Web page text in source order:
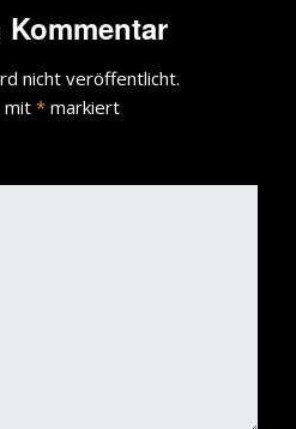
nicht veröffentlicht.
mit * markiert